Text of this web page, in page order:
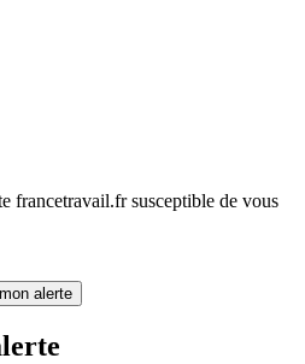
francetravail.fr susceptible de vous
alerte